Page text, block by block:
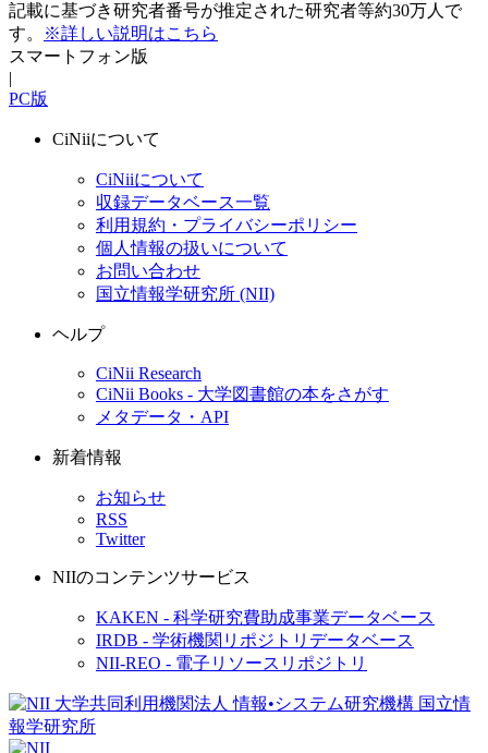
記載に基づき研究者番号が推定された研究者等約30万人で
す。
※詳しい説明はこちら
スマートフォン版
|
PC版
CiNiiについて
CiNiiについて
収録データベース一覧
利用規約・プライバシーポリシー
個人情報の扱いについて
お問い合わせ
国立情報学研究所 (NII)
ヘルプ
CiNii Research
CiNii Books - 大学図書館の本をさがす
メタデータ・API
新着情報
お知らせ
RSS
Twitter
NIIのコンテンツサービス
KAKEN - 科学研究費助成事業データベース
IRDB - 学術機関リポジトリデータベース
NII-REO - 電子リソースリポジトリ